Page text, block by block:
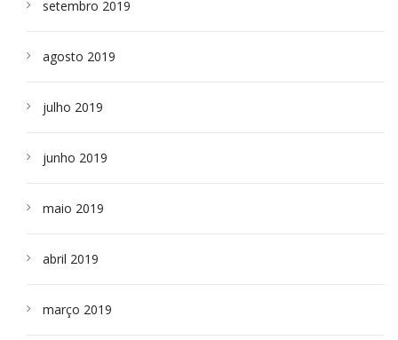
setembro 2019
agosto 2019
julho 2019
junho 2019
maio 2019
abril 2019
março 2019